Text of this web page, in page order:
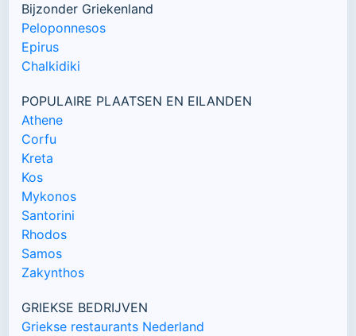
Bijzonder Griekenland
Peloponnesos
Epirus
Chalkidiki
POPULAIRE PLAATSEN EN EILANDEN
Athene
Corfu
Kreta
Kos
Mykonos
Santorini
Rhodos
Samos
Zakynthos
GRIEKSE BEDRIJVEN
Griekse restaurants Nederland